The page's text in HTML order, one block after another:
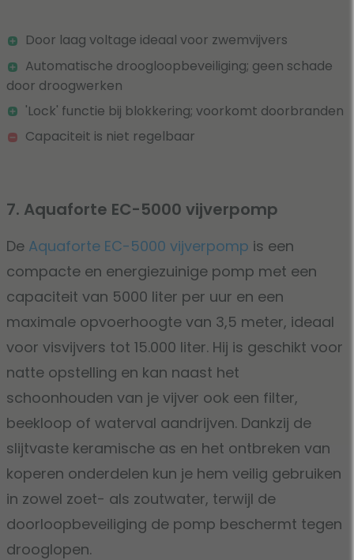
Door laag voltage ideaal voor zwemvijvers
Automatische droogloopbeveiliging; geen schade
door droogwerken
'Lock' functie bij blokkering; voorkomt doorbranden
Capaciteit is niet regelbaar
7. Aquaforte EC-5000 vijverpomp
De Aquaforte EC-5000 vijverpomp is een
compacte en energiezuinige pomp met een
capaciteit van 5000 liter per uur en een
maximale opvoerhoogte van 3,5 meter, ideaal
voor visvijvers tot 15.000 liter. Hij is geschikt voor
natte opstelling en kan naast het
schoonhouden van je vijver ook een filter,
beekloop of waterval aandrijven. Dankzij de
slijtvaste keramische as en het ontbreken van
koperen onderdelen kun je hem veilig gebruiken
in zowel zoet- als zoutwater, terwijl de
doorloopbeveiliging de pomp beschermt tegen
drooglopen.